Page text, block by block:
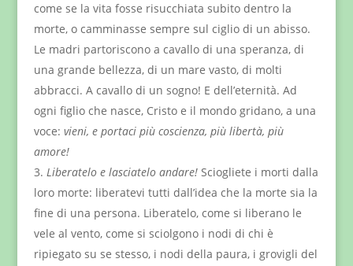
come se la vita fosse risucchiata subito dentro la
morte, o camminasse sempre sul ciglio di un abisso.
Le madri partoriscono a cavallo di una speranza, di
una grande bellezza, di un mare vasto, di molti
abbracci. A cavallo di un sogno! E dell’eternità. Ad
ogni figlio che nasce, Cristo e il mondo gridano, a una
voce: vieni, e portaci più coscienza, più libertà, più
amore!
Liberatelo e lasciatelo andare! Sciogliete i morti dalla
loro morte: liberatevi tutti dall’idea che la morte sia la
fine di una persona. Liberatelo, come si liberano le
vele al vento, come si sciolgono i nodi di chi è
ripiegato su se stesso, i nodi della paura, i grovigli del